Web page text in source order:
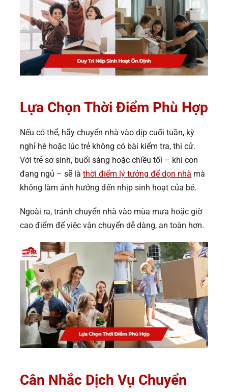
Lựa Chọn Thời Điểm Phù Hợp
Nếu có thể, hãy chuyển nhà vào dịp cuối tuần, kỳ
nghỉ hè hoặc lúc trẻ không có bài kiểm tra, thi cử.
Với trẻ sơ sinh, buổi sáng hoặc chiều tối – khi con
đang ngủ – sẽ là thời điểm lý tưởng để dọn nhà mà
không làm ảnh hưởng đến nhịp sinh hoạt của bé.
Ngoài ra, tránh chuyển nhà vào mùa mưa hoặc giờ
cao điểm để việc vận chuyển dễ dàng, an toàn hơn.
Cân Nhắc Dịch Vụ Chuyển